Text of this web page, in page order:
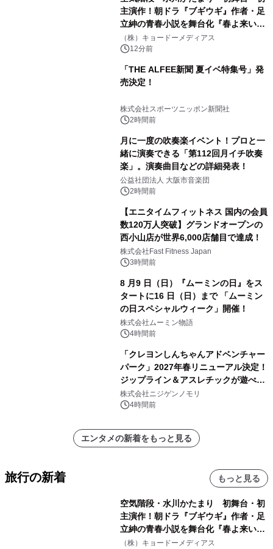
主演作！朝ドラ『ブギウギ』作者・足
立紳の青春小説を舞台化『春よ来い、
マジで来い』キービジュアル解禁！
（株）キョードーメディアス
12分前
「THE ALFEE新聞 夏イベ特集号」発
売決定！
株式会社スポーツニッポン新聞社
2時間前
月に一度の吹奏楽イベント！プロと一
緒に演奏できる「第112回月イチ吹奏
楽」。演奏曲目などの詳細発表！
公益社団法人 大阪市音楽団
2時間前
【エニタイムフィットネス 国内の会員
数120万人突破】グランドオープンの
西小山店が世界6,000店舗目で達成！
株式会社Fast Fitness Japan
3時間前
8 月9 日（日）『ムーミンの日』をス
タートに16 日（日）まで 「ムーミン
の日スペシャルウィーク」開催！
株式会社ムーミン物語
4時間前
「クレヨンしんちゃんアドベンチャー
パーク」2027年春リニューアル決定！
ジップライン＆アスレチックが遊べる
のは今年が最後！ 「ラスト！ドキがム
ネムネ～大作戦！」始動
株式会社ニジゲンノモリ
4時間前
エンタメの新着をもっと見る
旅行の新着 もっと見る
空気階段・水川かたまり 初舞台・初
主演作！朝ドラ『ブギウギ』作者・足
立紳の青春小説を舞台化『春よ来い、
マジで来い』キービジュアル解禁！
（株）キョードーメディアス